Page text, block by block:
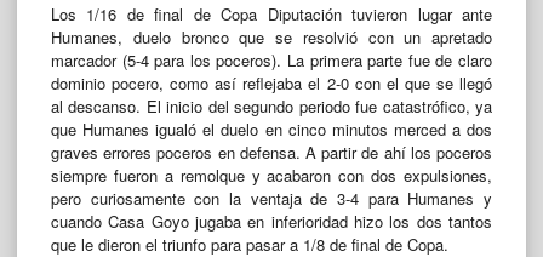
Los 1/16 de final de Copa Diputación tuvieron lugar ante
Humanes, duelo bronco que se resolvió con un apretado
marcador (5-4 para los poceros). La primera parte fue de claro
dominio pocero, como así reflejaba el 2-0 con el que se llegó
al descanso. El inicio del segundo periodo fue catastrófico, ya
que Humanes igualó el duelo en cinco minutos merced a dos
graves errores poceros en defensa. A partir de ahí los poceros
siempre fueron a remolque y acabaron con dos expulsiones,
pero curiosamente con la ventaja de 3-4 para Humanes y
cuando Casa Goyo jugaba en inferioridad hizo los dos tantos
que le dieron el triunfo para pasar a 1/8 de final de Copa.